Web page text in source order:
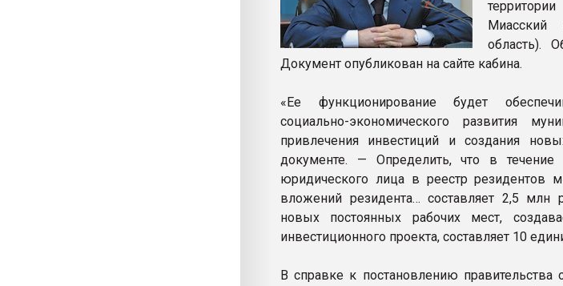
Миасский
область).
Документ опубликован на сайте кабина.
«Ее функционирование будет
социально-экономического развития
привлечения инвестиций и создания
документе. — Определить, что в
юридического лица в реестр резидентов
вложений резидента… составляет 2,5 млн
новых постоянных рабочих мест,
инвестиционного проекта, составляет 10
В справке к постановлению